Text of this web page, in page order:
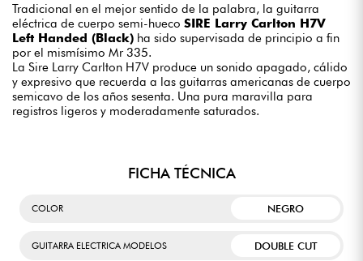
Tradicional en el mejor sentido de la palabra, la guitarra
eléctrica de cuerpo semi-hueco SIRE Larry Carlton H7V
Left Handed (Black) ha sido supervisada de principio a fin
por el mismísimo Mr 335.
La Sire Larry Carlton H7V produce un sonido apagado, cálido
y expresivo que recuerda a las guitarras americanas de cuerpo
semicavo de los años sesenta. Una pura maravilla para
registros ligeros y moderadamente saturados.
FICHA TÉCNICA
COLOR NEGRO
GUITARRA ELECTRICA MODELOS DOUBLE CUT